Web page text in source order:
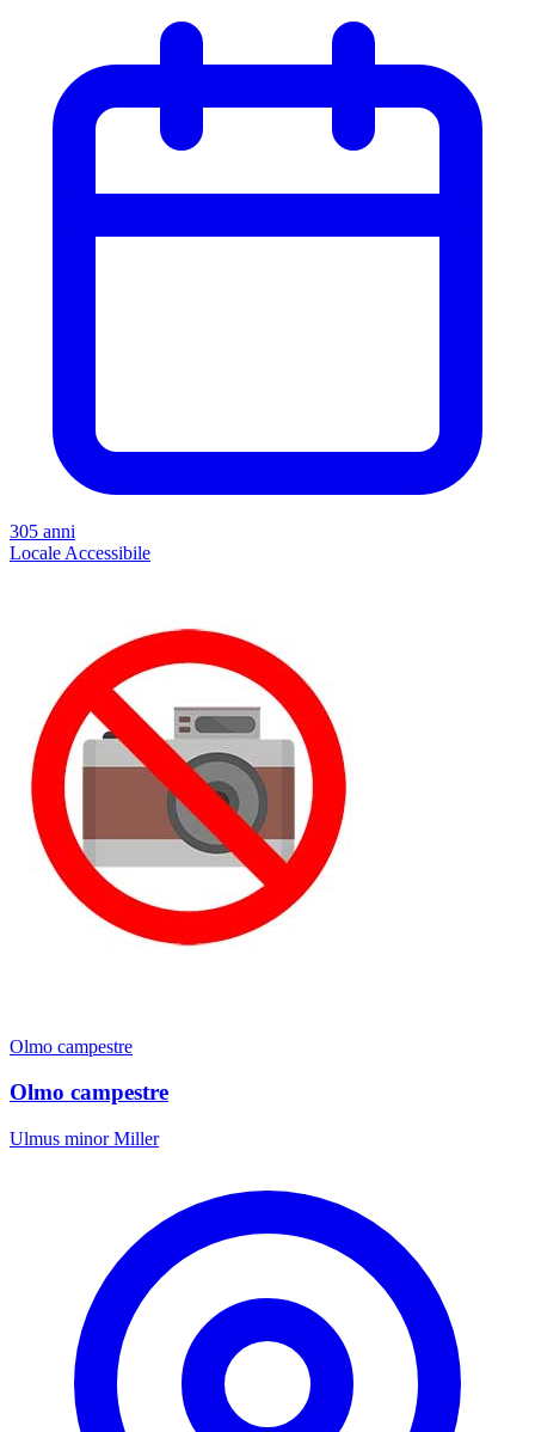
305 anni
Locale Accessibile
Olmo campestre
Olmo campestre
Ulmus minor Miller